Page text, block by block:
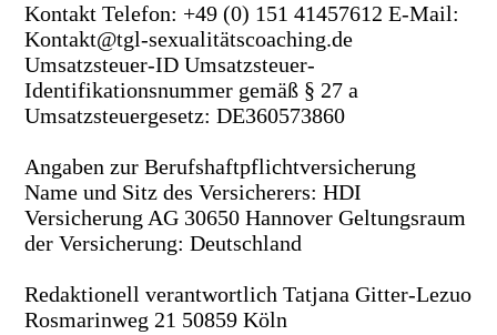
Kontakt Telefon: +49 (0) 151 41457612 E-Mail:
Kontakt@tgl-sexualitätscoaching.de
Umsatzsteuer-ID Umsatzsteuer-
Identifikationsnummer gemäß § 27 a
Umsatzsteuergesetz: DE360573860
Angaben zur Berufshaftpflichtversicherung
Name und Sitz des Versicherers: HDI
Versicherung AG 30650 Hannover Geltungsraum
der Versicherung: Deutschland
Redaktionell verantwortlich Tatjana Gitter-Lezuo
Rosmarinweg 21 50859 Köln